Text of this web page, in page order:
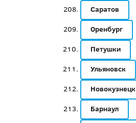
Саратов
Оренбург
Петушки
Ульяновск
Новокузнецк
Барнаул